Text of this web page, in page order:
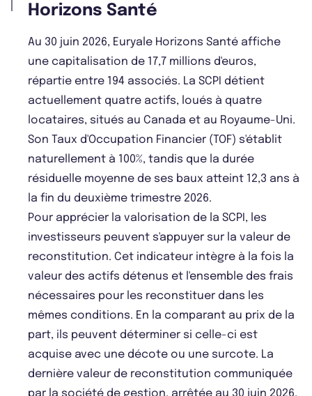
Horizons Santé
Au 30 juin 2026, Euryale Horizons Santé affiche
une capitalisation de 17,7 millions d'euros,
répartie entre 194 associés. La SCPI détient
actuellement quatre actifs, loués à quatre
locataires, situés au Canada et au Royaume-Uni.
Son Taux d'Occupation Financier (TOF) s'établit
naturellement à 100%, tandis que la durée
résiduelle moyenne de ses baux atteint 12,3 ans à
la fin du deuxième trimestre 2026.
Pour apprécier la valorisation de la SCPI, les
investisseurs peuvent s'appuyer sur la valeur de
reconstitution. Cet indicateur intègre à la fois la
valeur des actifs détenus et l'ensemble des frais
nécessaires pour les reconstituer dans les
mêmes conditions. En la comparant au prix de la
part, ils peuvent déterminer si celle-ci est
acquise avec une décote ou une surcote. La
dernière valeur de reconstitution communiquée